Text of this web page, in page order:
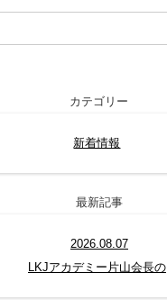
カテゴリー
新着情報
最新記事
2026.08.07
LKJアカデミー片山会長の